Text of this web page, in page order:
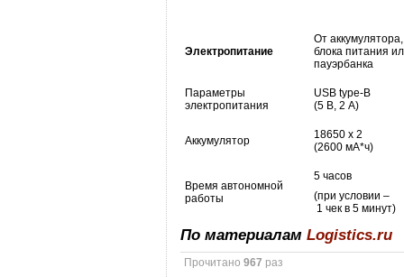
Электропитание
От аккумулятора,
блока питания
пауэрбанка
Параметры
электропитания
USB type-B
(5 В, 2 А)
Аккумулятор
18650 х 2
(2600 мА*ч)
Время автономной
работы
5 часов
(при условии –
1 чек в 5 минут)
По материаламLogistics.ru
Прочитано967 раз